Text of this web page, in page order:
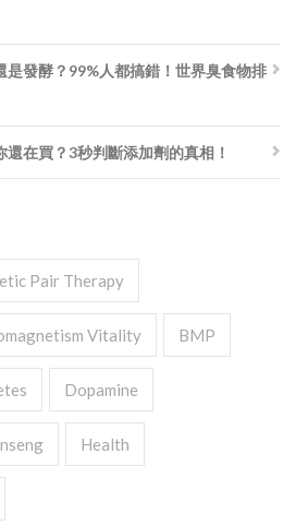
是發酵？99%人都搞錯！世界臭食物排
在買？3秒判斷添加劑的真相！
Pair Therapy
Vitality BMP
Dopamine
Health